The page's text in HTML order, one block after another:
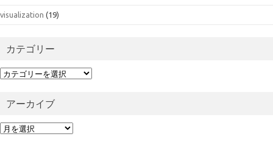
visualization (19)
カテゴリー
カ
アーカイブ
ア